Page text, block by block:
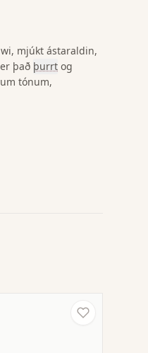
mjúkt ástaraldin,
það þurrt og
tónum,